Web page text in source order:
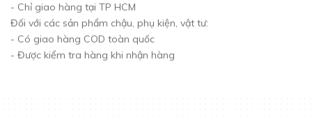
- Chỉ giao hàng tại TP HCM
Đối với các sản phẩm chậu, phụ kiện, vật tư:
- Có giao hàng COD toàn quốc
- Được kiểm tra hàng khi nhận hàng